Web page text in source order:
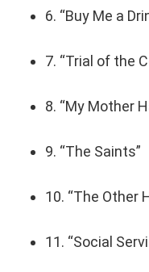
6. “Buy Me a
7. “Trial of the
8. “My Mother
9. “The Saints”
10. “The Other
11. “Social